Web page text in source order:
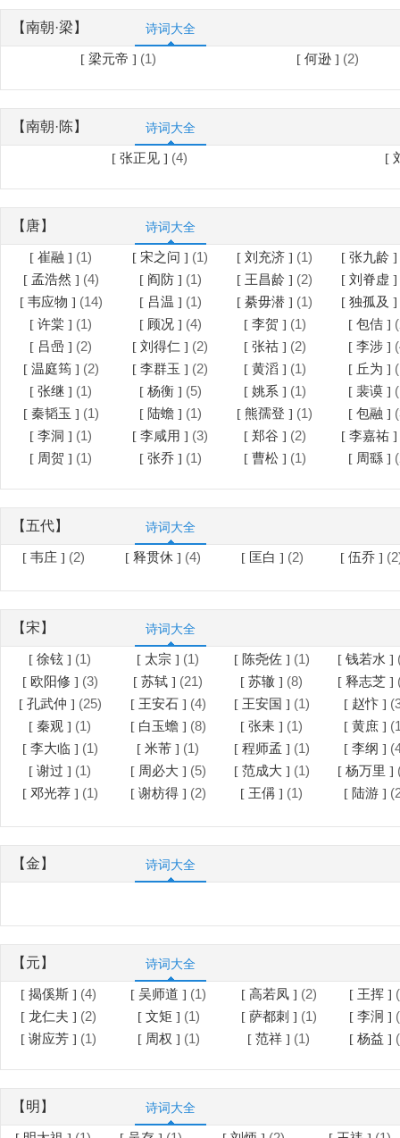
【南朝·梁】 诗词大全
[ 梁元帝 ] (1) [ 何逊 ] (2)
【南朝·陈】 诗词大全
[ 张正见 ] (4) [
【唐】 诗词大全
[ 崔融 ] (1) [ 宋之问 ] (1) [ 刘充济 ] (1)
[ 张九龄 ]
[ 孟浩然 ] (4) [ 阎防 ] (1) [ 王昌龄 ] (2)
[ 刘脊虚 ]
[ 韦应物 ] (14) [ 吕温 ] (1) [ 綦毋潜 ] (1)
[ 独孤及 ]
[ 许棠 ] (1) [ 顾况 ] (4) [ 李贺 ] (1) [ 包佶 ]
[ 吕喦 ] (2) [ 刘得仁 ] (2) [ 张祜 ] (2) [ 李涉 ]
[ 温庭筠 ] (2) [ 李群玉 ] (2) [ 黄滔 ] (1) [ 丘为 ]
[ 张继 ] (1) [ 杨衡 ] (5) [ 姚系 ] (1) [ 裴谟 ]
[ 秦韬玉 ] (1) [ 陆蟾 ] (1) [ 熊孺登 ] (1) [ 包融 ]
[ 李洞 ] (1) [ 李咸用 ] (3) [ 郑谷 ] (2)
[ 李嘉祐 ]
[ 周贺 ] (1) [ 张乔 ] (1) [ 曹松 ] (1) [ 周繇 ]
【五代】 诗词大全
[ 韦庄 ] (2) [ 释贯休 ] (4) [ 匡白 ] (2) [ 伍乔 ]
【宋】 诗词大全
[ 徐铉 ] (1) [ 太宗 ] (1) [ 陈尧佐 ] (1) [ 钱若水 ]
[ 欧阳修 ] (3) [ 苏轼 ] (21) [ 苏辙 ] (8) [ 释志芝 ]
[ 孔武仲 ] (25) [ 王安石 ] (4) [ 王安国 ] (1) [ 赵忭 ]
[ 秦观 ] (1) [ 白玉蟾 ] (8) [ 张耒 ] (1) [ 黄庶 ]
[ 李大临 ] (1) [ 米芾 ] (1) [ 程师孟 ] (1) [ 李纲 ]
[ 谢过 ] (1) [ 周必大 ] (5) [ 范成大 ] (1) [ 杨万里 ]
[ 邓光荐 ] (1) [ 谢枋得 ] (2) [ 王偁 ] (1) [ 陆游 ]
【金】 诗词大全
【元】 诗词大全
[ 揭傒斯 ] (4) [ 吴师道 ] (1) [ 高若凤 ] (2) [ 王挥 ]
[ 龙仁夫 ] (2) [ 文矩 ] (1) [ 萨都刺 ] (1) [ 李泂 ]
[ 谢应芳 ] (1) [ 周权 ] (1) [ 范祥 ] (1) [ 杨益 ]
【明】 诗词大全